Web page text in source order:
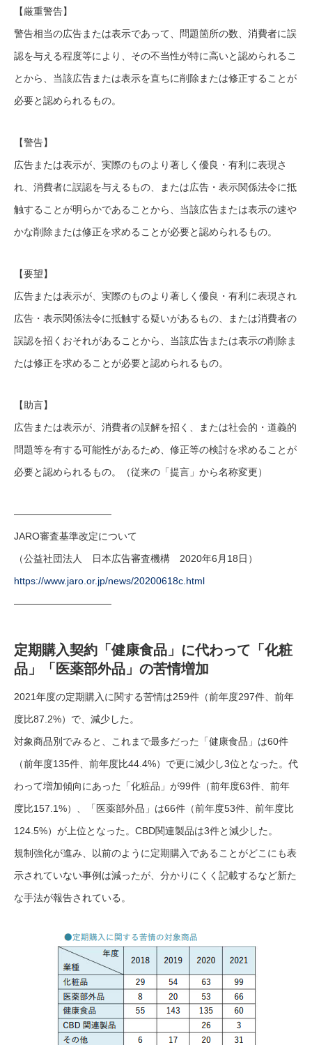
【厳重警告】
警告相当の広告または表示であって、問題箇所の数、消費者に誤
認を与える程度等により、その不当性が特に高いと認められるこ
とから、当該広告または表示を直ちに削除または修正することが
必要と認められるもの。
【警告】
広告または表示が、実際のものより著しく優良・有利に表現さ
れ、消費者に誤認を与えるもの、または広告・表示関係法令に抵
触することが明らかであることから、当該広告または表示の速や
かな削除または修正を求めることが必要と認められるもの。
【要望】
広告または表示が、実際のものより著しく優良・有利に表現され
広告・表示関係法令に抵触する疑いがあるもの、または消費者の
誤認を招くおそれがあることから、当該広告または表示の削除ま
たは修正を求めることが必要と認められるもの。
【助言】
広告または表示が、消費者の誤解を招く、または社会的・道義的
問題等を有する可能性があるため、修正等の検討を求めることが
必要と認められるもの。（従来の「提言」から名称変更）
——————————
JARO審査基準改定について
（公益社団法人 日本広告審査機構 2020年6月18日）
https://www.jaro.or.jp/news/20200618c.html
——————————
定期購入契約「健康食品」に代わって「化粧
品」「医薬部外品」の苦情増加
2021年度の定期購入に関する苦情は259件（前年度297件、前年
度比87.2%）で、減少した。
対象商品別でみると、これまで最多だった「健康食品」は60件
（前年度135件、前年度比44.4%）で更に減少し3位となった。代
わって増加傾向にあった「化粧品」が99件（前年度63件、前年
度比157.1%）、「医薬部外品」は66件（前年度53件、前年度比
124.5%）が上位となった。CBD関連製品は3件と減少した。
規制強化が進み、以前のように定期購入であることがどこにも表
示されていない事例は減ったが、分かりにくく記載するなど新た
な手法が報告されている。